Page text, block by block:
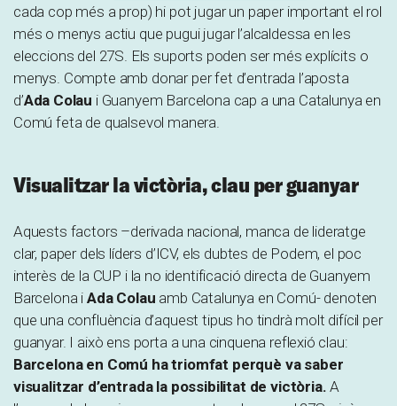
cada cop més a prop) hi pot jugar un paper important el rol
més o menys actiu que pugui jugar l’alcaldessa en les
eleccions del 27S. Els suports poden ser més explícits o
menys. Compte amb donar per fet d’entrada l’aposta
d’Ada Colau i Guanyem Barcelona cap a una Catalunya en
Comú feta de qualsevol manera.
Visualitzar la victòria, clau per guanyar
Aquests factors –derivada nacional, manca de lideratge
clar, paper dels líders d’ICV, els dubtes de Podem, el poc
interès de la CUP i la no identificació directa de Guanyem
Barcelona i Ada Colau amb Catalunya en Comú- denoten
que una confluència d’aquest tipus ho tindrà molt difícil per
guanyar. I això ens porta a una cinquena reflexió clau:
Barcelona en Comú ha triomfat perquè va saber
visualitzar d’entrada la possibilitat de victòria. A